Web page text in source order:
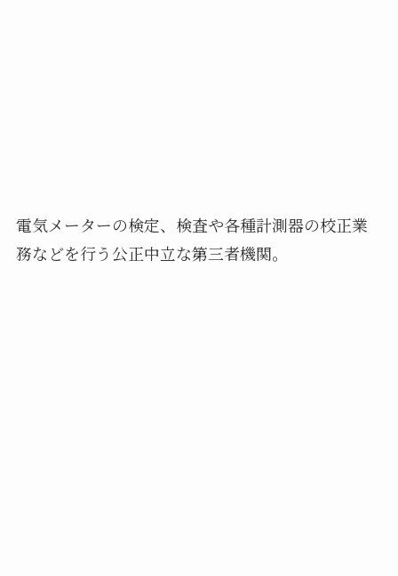
電気メーターの検定、検査や各種計測器の校正業
務などを行う公正中立な第三者機関。